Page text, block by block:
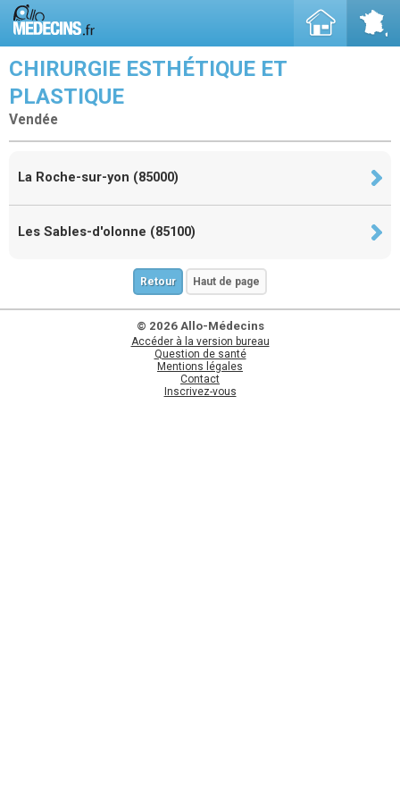
CHIRURGIE ESTHÉTIQUE ET
PLASTIQUE
Vendée
La Roche-sur-yon (85000)
Les Sables-d'olonne (85100)
Retour Haut de page
© 2026 Allo-Médecins
Accéder à la version bureau
Question de santé
Mentions légales
Contact
Inscrivez-vous